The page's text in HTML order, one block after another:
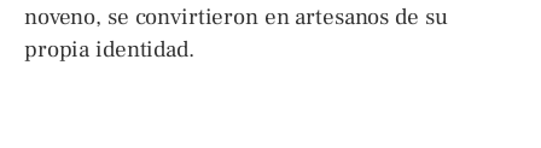
noveno, se convirtieron en artesanos de su
propia identidad.